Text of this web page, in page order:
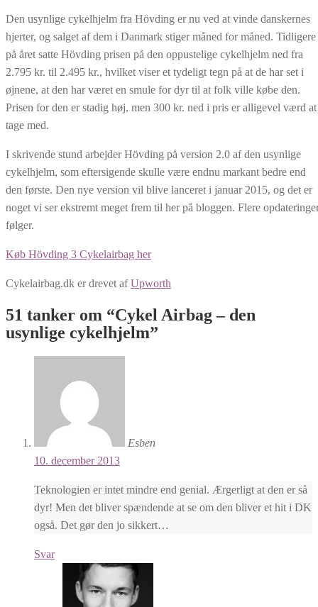
Den usynlige cykelhjelm fra Hövding er nu ved at vinde danskernes
hjerter, og salget af dem i Danmark stiger måned for måned. Tidligere
på året satte Hövding prisen på den oppustelige cykelhjelm ned fra
2.795 kr. til 2.495 kr., hvilket viser et tydeligt tegn på at de har set i
øjnene, at den har været en smule for dyr til at folk ville købe den.
Prisen for den er stadig høj, men 300 kr. ned i pris er alligevel værd at
tage med.
I skrivende stund arbejder Hövding på version 2.0 af den usynlige
cykelhjelm, som eftersigende skulle være endnu markant bedre end
den første. Den nye version vil blive lanceret i januar 2015, og det er
noget vi ser ekstremt meget frem til her på bloggen. Flere
følger.
Køb Hövding 3 Cykelairbag her​
Cykelairbag.dk er drevet afUpworth
51 tanker om “Cykel Airbag – den
usynlige cykelhjelm”
Esben
10. december 2013
Teknologien er intet mindre end genial. Ærgerligt at den er så
dyr! Men det bliver spændende at se om den bliver et hit i DK
også. Det gør den jo sikkert…
Svar